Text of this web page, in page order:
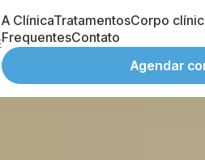
A ClínicaTratamentosCorpo
FrequentesContato
Agendar